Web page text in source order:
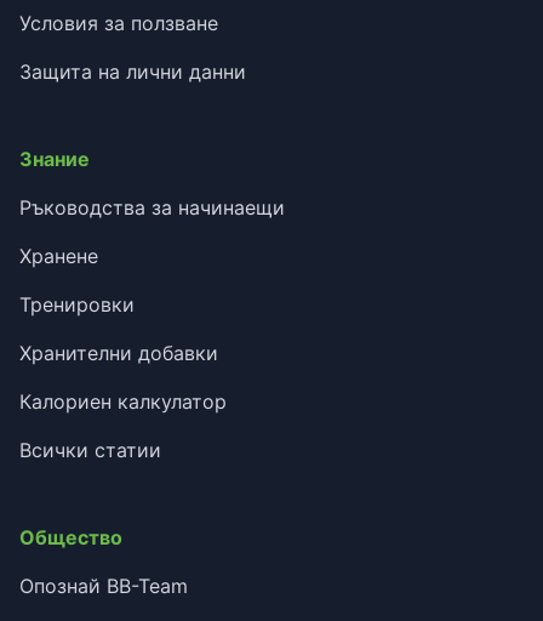
Условия за ползване
Защита на лични данни
Знание
Ръководства за начинаещи
Хранене
Тренировки
Хранителни добавки
Калориен калкулатор
Всички статии
Общество
Опознай BB-Team